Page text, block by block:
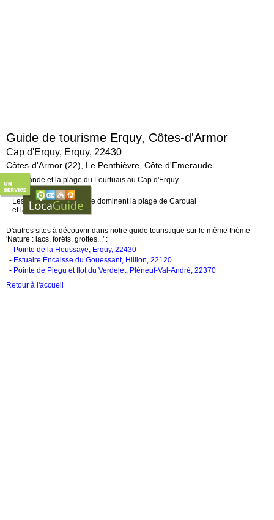
Cap d'Erquy, Erquy, 22430
Guide de tourisme Erquy, Côtes-d'Armor
Côtes-d'Armor (22), Le Penthièvre, Côte d'Emeraude
Le site en bref...
Les falaises de grès rose dominent la plage de Caroual
et la grève des Vallées.
D'autres sites à découvrir dans notre guide touristique sur le même thème
'Nature : lacs, forêts, grottes...' :
- Pointe de la Heussaye, Erquy, 22430
- Estuaire Encaisse du Gouessant, Hillion, 22120
- Pointe de Piegu et Ilot du Verdelet, Pléneuf-Val-André, 22370
Retour à l'accueil